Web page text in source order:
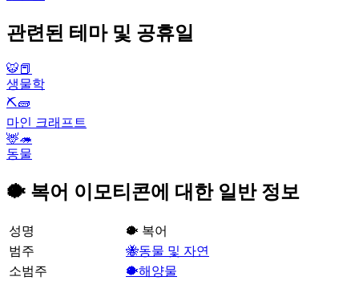
관련된 테마 및 공휴일
🐯📕
생물학
⛏🧱
마인 크래프트
🦌🦔
동물
🐡 복어 이모티콘에 대한 일반 정보
성명
🐡 복어
범주
🐝동물 및 자연
소범주
🐡해양물